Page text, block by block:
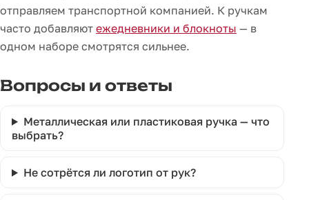
отправляем транспортной компанией. К ручкам
часто добавляют ежедневники и блокноты — в
одном наборе смотрятся сильнее.
Вопросы и ответы
Металлическая или пластиковая ручка — что
выбрать?
Не сотрётся ли логотип от рук?